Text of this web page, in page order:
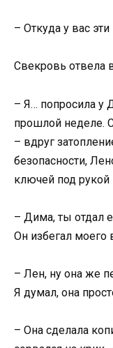
– Откуда у вас
Свекровь отвела
– Я… попросила у
прошлой неделе.
– вдруг
безопасности,
ключей под рукой
– Дима, ты отдал
Он избегал моего
– Лен, ну она же
Я думал, она
– Она сделала